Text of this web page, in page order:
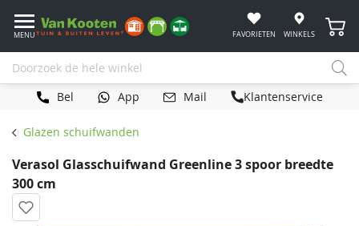
MENU FAVORIETEN WINKELS
Bel App Mail Klantenservice
Glazen schuifwanden
Verasol Glasschuifwand Greenline 3 spoor breedte
300 cm